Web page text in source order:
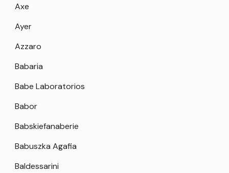
Axe
Ayer
Azzaro
Babaria
Babe Laboratorios
Babor
Babskiefanaberie
Babuszka Agafia
Baldessarini